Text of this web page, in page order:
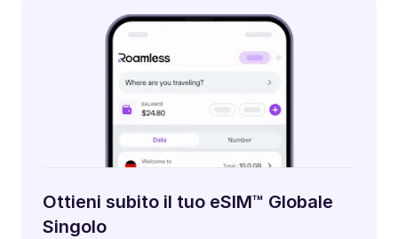
Ottieni subito il tuo eSIM™ Globale
Singolo